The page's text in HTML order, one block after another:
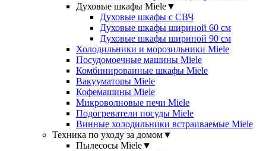
Духовые шкафы Miele▼
Духовые шкафы с СВЧ
Духовые шкафы шириной 60 см
Духовые шкафы шириной 90 см
Холодильники и морозильники Miele
Посудомоечные машины Miele
Комбинированные шкафы Miele
Вакууматоры Miele
Кофемашины Miele
Микроволновые печи Miele
Подогреватели посуды Miele
Винные холодильники встраиваемые Miele
Техника по уходу за домом▼
Пылесосы Miele▼